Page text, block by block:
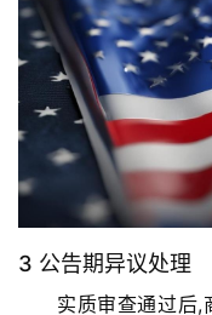
3 公告期异议处理
实质审查通过后,